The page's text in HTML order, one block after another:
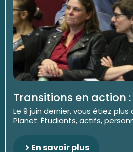
Transitions en action
Le 9 juin dernier, vous étiez plus
Planet. Étudiants, actifs,
En savoir plus